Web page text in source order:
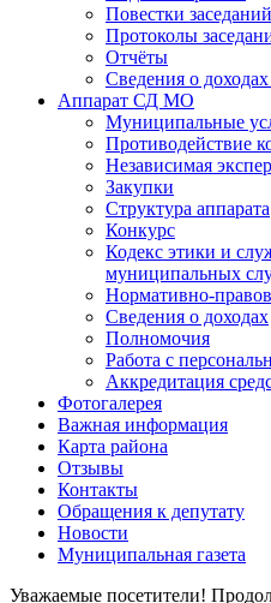
Повестки заседаний
Протоколы
Отчёты
Сведения о
Аппарат СД МО
Муниципальные
Противодействие
Независимая
Закупки
Структура аппарата
Конкурс
Кодекс этики и
муниципальных
Нормативно-
Сведения о доходах
Полномочия
Работа с
Аккредитация
Фотогалерея
Важная информация
Карта района
Отзывы
Контакты
Обращения к депутату
Новости
Муниципальная газета
Уважаемые посетители!